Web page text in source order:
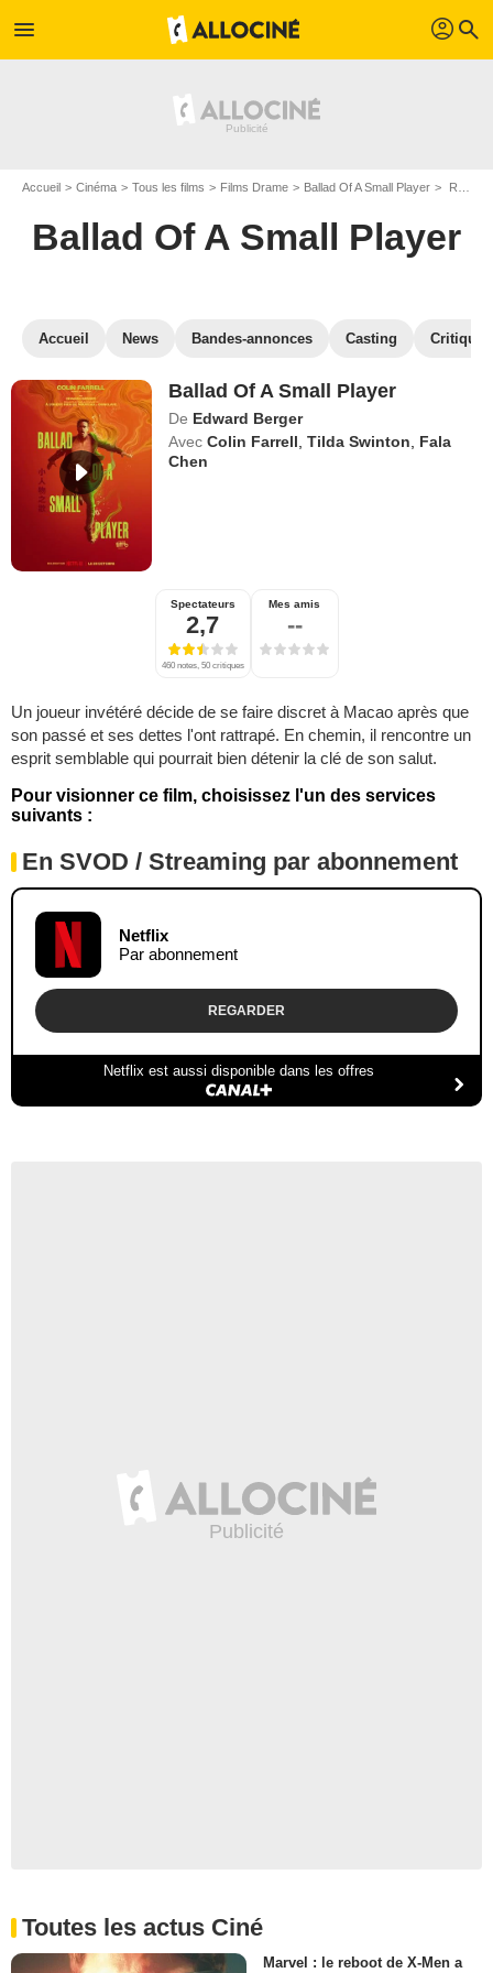
menu profil search
Accueil Cinéma Tous les films Films Drame Ballad Of A Small Player Regarder Ballad Of A Small Player en SVOD
Ballad Of A Small Player
Accueil News Bandes-annonces Casting
Ballad Of A Small Player
De Edward Berger
Avec Colin Farrell ,Tilda Swinton
Fala
Chen
Spectateurs
2,7
460 notes, 50 critiques
Mes amis
--
Un joueur invétéré décide de se faire discret à Macao après que
son passé et ses dettes l'ont rattrapé. En chemin, il rencontre un
esprit semblable qui pourrait bien détenir la clé de son salut.
Pour visionner ce film, choisissez l'un des services
suivants :
En SVOD / Streaming par abonnement
Netflix
Par abonnement
REGARDER
Netflix est aussi disponible dans les offres
Toutes les actus Ciné
Marvel : le reboot de X-Men a